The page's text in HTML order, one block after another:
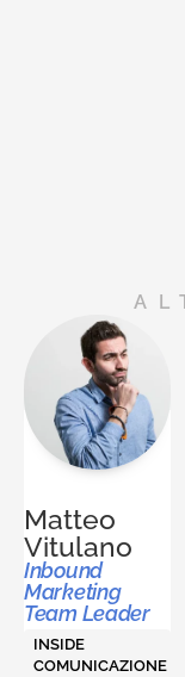
Matteo
Vitulano
Inbound
Marketing
Team Leader
INSIDE
COMUNICAZIONE